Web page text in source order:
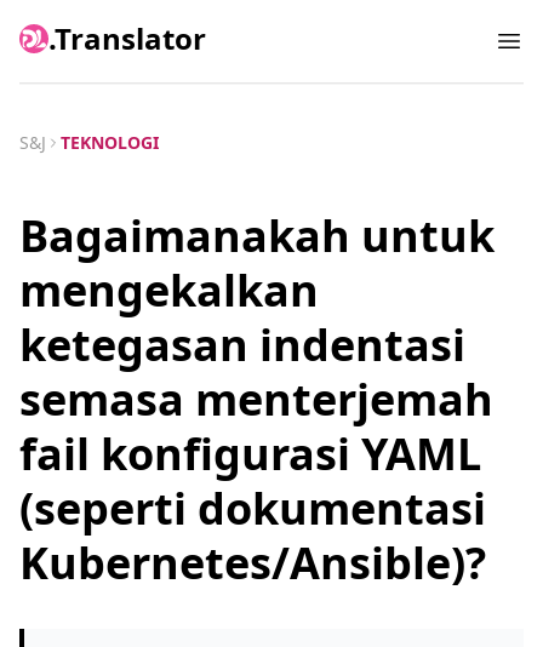
.Translator
S&J TEKNOLOGI
Bagaimanakah untuk
mengekalkan
ketegasan indentasi
semasa menterjemah
fail konfigurasi YAML
(seperti dokumentasi
Kubernetes/Ansible)?